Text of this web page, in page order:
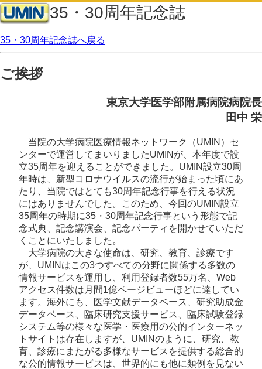
35・30周年記念誌
35・30周年記念誌へ戻る
ご挨拶
東京大学医学部附属病院病院長
田中 栄
当院の大学病院医療情報ネットワーク（UMIN）セ
ンターで運営してまいりましたUMINが、本年度で設
立35周年を迎えることができました。UMIN設立30周
年時は、新型コロナウイルスの流行が始まった頃にあ
たり、当院ではとても30周年記念行事を行える状況
にはありませんでした。このため、今回のUMIN設立
35周年の時期に35・30周年記念行事という形態で記
念式典、記念講演会、記念パーティを開かせていただ
くことにいたしました。
大学病院の大きな使命は、研究、教育、診療です
が、UMINはこの3つすべての分野に関係する多数の
情報サービスを運用し、利用登録者数55万名、Web
アクセス件数は月間1億ページビューほどに達してい
ます。海外にも、医学文献データベース、研究助成金
データベース、臨床研究支援サービス、臨床試験登録
システム等の様々な医学・医療用の公的インターネッ
トサイトは存在しますが、UMINのように、研究、教
育、診療にまたがる多様なサービスを提供する総合的
な公的情報サービスは、世界的にも他に類例を見ない